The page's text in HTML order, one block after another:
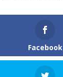
Facebook